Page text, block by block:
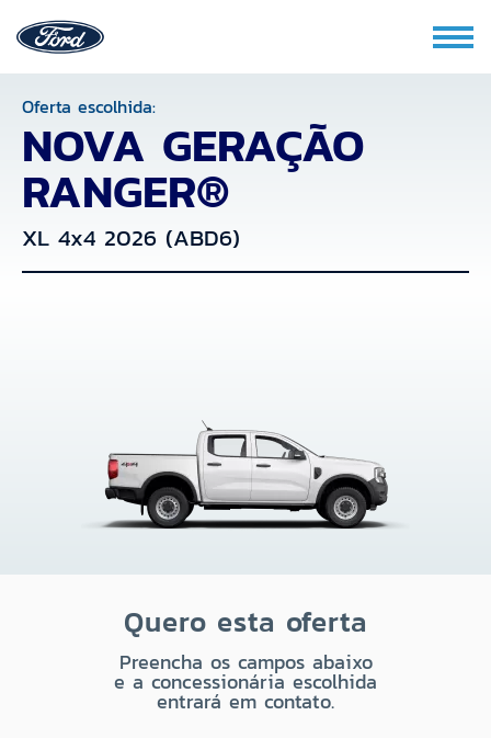
Oferta escolhida:
NOVA GERAÇÃO
RANGER®
XL 4x4 2026 (ABD6)
Quero esta oferta
Preencha os campos abaixo
e a concessionária escolhida
entrará em contato.